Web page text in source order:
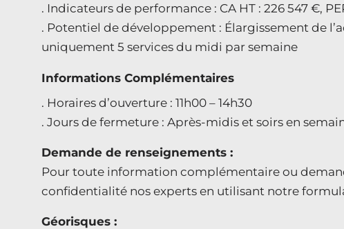
. Indicateurs de performance : CA HT : 226 547 €,
. Potentiel de développement : Élargissement de
uniquement 5 services du midi par semaine
Informations Complémentaires
. Horaires d’ouverture : 11h00 – 14h30
. Jours de fermeture : Après-midis et soirs en
Demande de renseignements :
Pour toute information complémentaire ou
confidentialité nos experts en utilisant notre
Géorisques :